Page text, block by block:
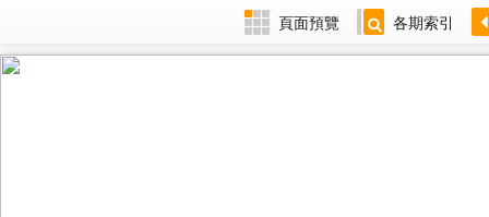
頁面預覽 各期索引